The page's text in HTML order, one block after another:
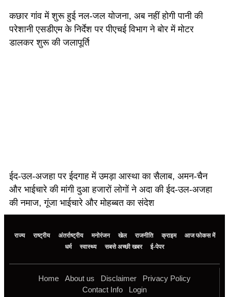
कछार गांव में शुरू हुई नल-जल योजना, अब नहीं होगी पानी की
परेशानी एसडीएम के निर्देश पर पीएचई विभाग ने बोर में मोटर
डालकर शुरू की जलापूर्ति
ईद-उल-अजहा पर ईदगाह में उमड़ा आस्था का सैलाब, अमन-चैन
और भाईचारे की मांगी दुआ हजारों लोगों ने अदा की ईद-उल-अजहा
की नमाज, गूंजा भाईचारे और मोहब्बत का संदेश
राज्य राष्ट्रीय अंतर्राष्ट्रीय मनोरंजन खेल राजनीति क्राइम
आज फोकस में
धर्म
स्वास्थ्य सबसे अच्छी खबर ई-पेपर
Home About us Disclaimer
Privacy Policy
Contact Info
Login